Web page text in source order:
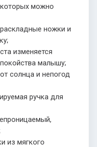
можно
ножки и
изменяется
малышу;
солнца и непогод
ручка для
из мягкого